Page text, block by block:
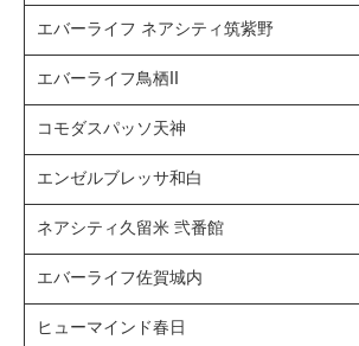
エバーライフ ネアシティ筑紫野
エバーライフ鳥栖II
コモダスパッソ天神
エンゼルブレッサ和白
ネアシティ久留米 弐番館
エバーライフ佐賀城内
ヒューマインド春日